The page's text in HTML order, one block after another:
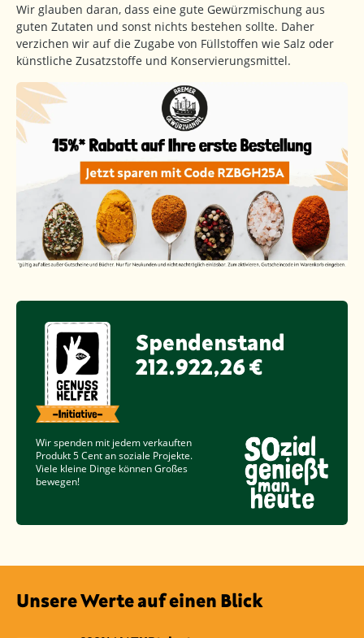
Wir glauben daran, dass eine gute Gewürzmischung aus
guten Zutaten und sonst nichts bestehen sollte. Daher
verzichen wir auf die Zugabe von Füllstoffen wie Salz oder
künstliche Zusatzstoffe und Konservierungsmittel.
Spendenstand
212.922,26 €
Wir spenden mit jedem verkauften
Produkt5 Centan soziale Projekte.
Viele kleine Dinge können Großes
bewegen!
Unsere Werte auf einen Blick